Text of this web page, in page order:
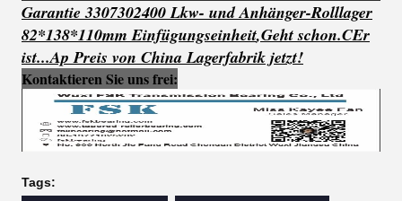
Garantie 3307302400 Lkw- und Anhänger-Rolllager
82*138*110mm Einfügungseinheit,Geht schon.CEr
ist...Ap Preis von China Lagerfabrik jetzt!
Kontaktieren Sie uns frei:
Tags: